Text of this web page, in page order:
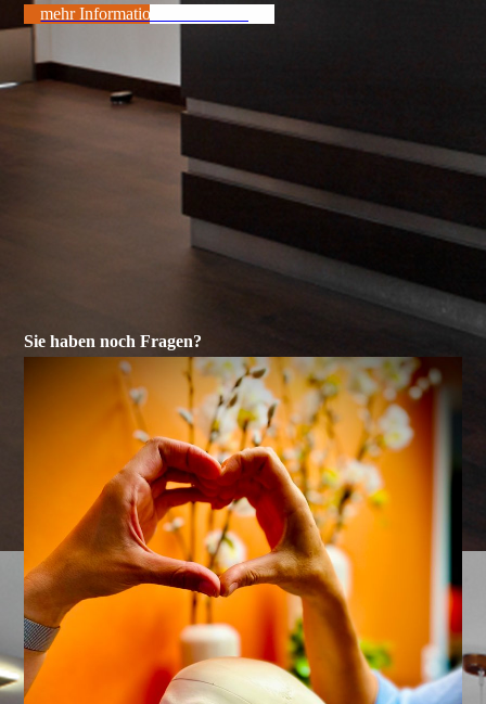
mehr Information - Abrechnung
Sie haben noch Fragen?